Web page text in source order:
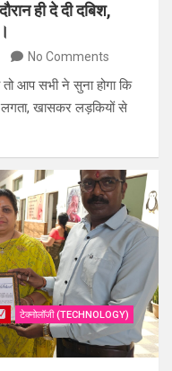
ही दे दी दबिश,
No Comments
आप सभी ने सुना होगा कि
लगता, खासकर लड़कियों से
टेक्नोलॉजी (TECHNOLOGY)